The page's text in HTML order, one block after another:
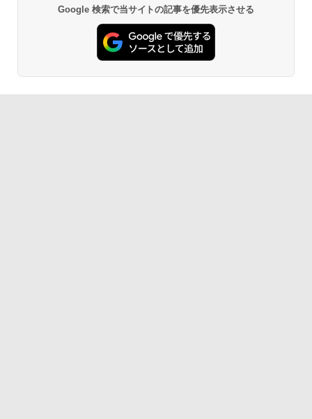
Google 検索で当サイトの記事を優先表示させる